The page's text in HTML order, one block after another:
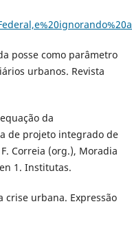
posse como parâmetro
urbanos. Revista
da
de projeto integrado de
Correia (org.), Moradia
1. Institutas.
crise urbana. Expressão